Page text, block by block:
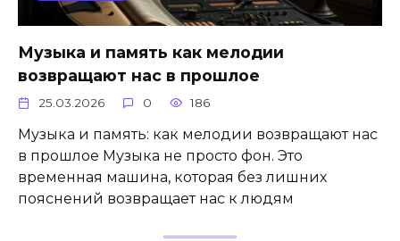
Музыка и память как мелодии
возвращают нас в прошлое
25.03.2026 0 186
Музыка и память: как мелодии возвращают нас
в прошлое Музыка не просто фон. Это
временная машина, которая без лишних
пояснений возвращает нас к людям